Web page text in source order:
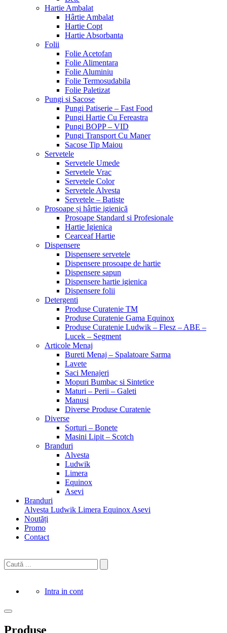
Hartie Ambalat
Hârtie Ambalat
Hartie Copt
Hartie Absorbanta
Folii
Folie Acetofan
Folie Alimentara
Folie Aluminiu
Folie Termosudabila
Folie Paletizat
Pungi si Sacose
Pungi Patiserie – Fast Food
Pungi Hartie Cu Fereastra
Pungi BOPP – VID
Pungi Transport Cu Maner
Sacose Tip Maiou
Servetele
Servetele Umede
Servetele Vrac
Servetele Color
Servetele Alvesta
Servetele – Batiste
Prosoape și hârtie igienică
Prosoape Standard si Profesionale
Hartie Igienica
Cearceaf Hartie
Dispensere
Dispensere servetele
Dispensere prosoape de hartie
Dispensere sapun
Dispensere hartie igienica
Dispensere folii
Detergenti
Produse Curatenie TM
Produse Curatenie Gama Equinox
Produse Curatenie Ludwik – Flesz – ABE –
Lucek – Segment
Articole Menaj
Bureti Menaj – Spalatoare Sarma
Lavete
Saci Menajeri
Mopuri Bumbac si Sintetice
Maturi – Perii – Galeti
Manusi
Diverse Produse Curatenie
Diverse
Sorturi – Bonete
Masini Lipit – Scotch
Branduri
Alvesta
Ludwik
Limera
Equinox
Asevi
Branduri
Alvesta Ludwik Limera Equinox Asevi
Noutăți
Promo
Contact
Intra in cont
Produse